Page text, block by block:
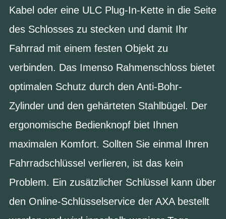
Kabel oder eine ULC Plug-In-Kette in die Seite
des Schlosses zu stecken und damit Ihr
Fahrrad mit einem festen Objekt zu
verbinden. Das Imenso Rahmenschloss bietet
optimalen Schutz durch den Anti-Bohr-
Zylinder und den gehärteten Stahlbügel. Der
ergonomische Bedienknopf biet Ihnen
maximalen Komfort. Sollten Sie einmal Ihren
Fahrradschlüssel verlieren, ist das kein
Problem. Ein zusätzlicher Schlüssel kann über
den Online-Schlüsselservice der AXA bestellt